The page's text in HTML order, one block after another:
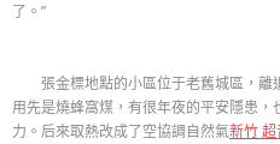
了。”
張金標地點的小區位于老舊城區，離
用先是燒蜂窩煤，有很年夜的平安隱患
力。后來取熱改成了空協調自然氣新竹